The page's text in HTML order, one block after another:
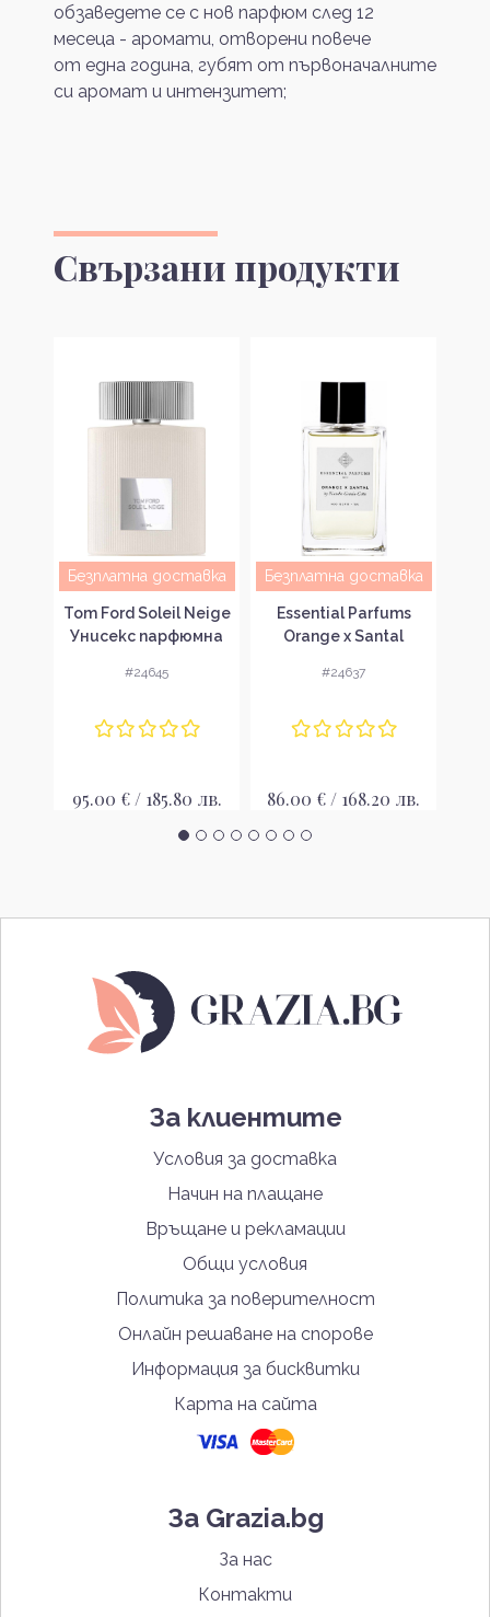
обзаведете се с нов парфюм след 12
месеца - аромати, отворени повече
от една година, губят от първоначалните
си аромат и интензитет;
Свързани продукти
Безплатна доставка
Tom Ford Soleil Neige
Унисекс парфюмна
#24645
95.00 € / 185.80 лв.
Безплатна доставка
Essential Parfums
Orange x Santal
вода
#24637
86.00 € / 168.20 лв.
За клиентите
Условия за доставка
Начин на плащане
Връщане и рекламации
Общи условия
Политика за поверителност
Онлайн решаване на спорове
Информация за бисквитки
Карта на сайта
За Grazia.bg
За нас
Контакти